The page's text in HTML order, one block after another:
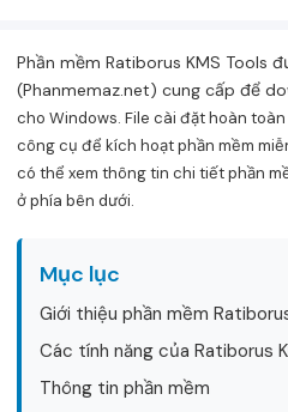
Phần mềm Ratiborus KMS Tools
(Phanmemaz.net) cung cấp để
cho Windows. File cài đặt hoàn
công cụ để kích hoạt phần mềm
có thể xem thông tin chi tiết phần
ở phía bên dưới.
Mục lục
Giới thiệu phần mềm
Các tính năng của Ratiborus
Thông tin phần mềm